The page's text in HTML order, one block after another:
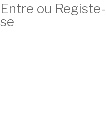
Entre ou Registe-
se